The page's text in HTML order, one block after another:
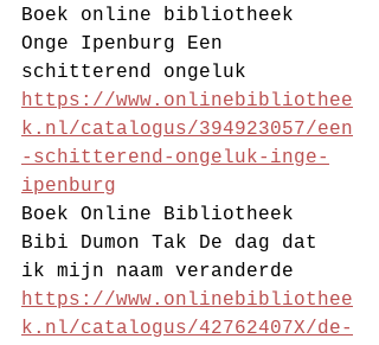
Boek online bibliotheek
Onge Ipenburg Een
schitterend ongeluk
https://www.onlinebibliothee
k.nl/catalogus/394923057/een
-schitterend-ongeluk-inge-
ipenburg
Boek Online Bibliotheek
Bibi Dumon Tak De dag dat
ik mijn naam veranderde
https://www.onlinebibliothee
k.nl/catalogus/42762407X/de-